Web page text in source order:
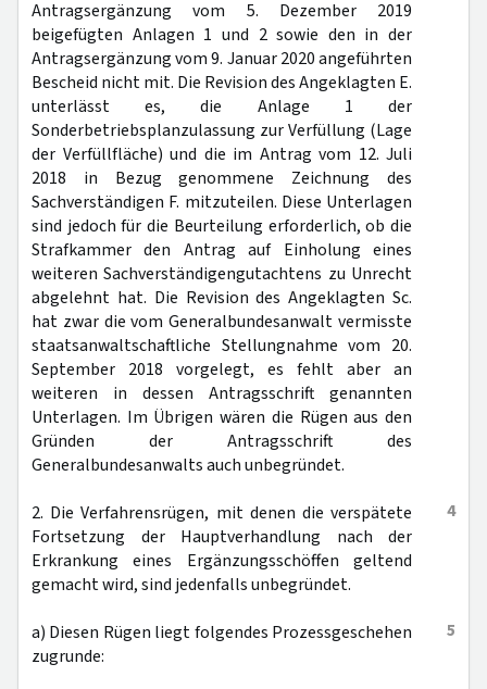
Antragsergänzung vom 5. Dezember 2019
beigefügten Anlagen 1 und 2 sowie den in der
Antragsergänzung vom 9. Januar 2020 angeführten
Bescheid nicht mit. Die Revision des Angeklagten E.
unterlässt es, die Anlage 1 der
Sonderbetriebsplanzulassung zur Verfüllung (Lage
der Verfüllfläche) und die im Antrag vom 12. Juli
2018 in Bezug genommene Zeichnung des
Sachverständigen F. mitzuteilen. Diese Unterlagen
sind jedoch für die Beurteilung erforderlich, ob die
Strafkammer den Antrag auf Einholung eines
weiteren Sachverständigengutachtens zu Unrecht
abgelehnt hat. Die Revision des Angeklagten Sc.
hat zwar die vom Generalbundesanwalt vermisste
staatsanwaltschaftliche Stellungnahme vom 20.
September 2018 vorgelegt, es fehlt aber an
weiteren in dessen Antragsschrift genannten
Unterlagen. Im Übrigen wären die Rügen aus den
Gründen der Antragsschrift des
Generalbundesanwalts auch unbegründet.
4
2. Die Verfahrensrügen, mit denen die verspätete
Fortsetzung der Hauptverhandlung nach der
Erkrankung eines Ergänzungsschöffen geltend
gemacht wird, sind jedenfalls unbegründet.
5
a) Diesen Rügen liegt folgendes Prozessgeschehen
zugrunde: